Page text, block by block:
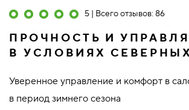
5 | Всего отзывов: 86
ПРОЧНОСТЬ И
В УСЛОВИЯХ
Уверенное управление и комфорт в
в период зимнего сезона